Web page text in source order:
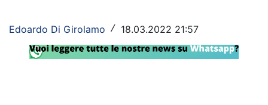
Lazio Women
Rassegna Lazio
Edoardo Di Girolamo / 18.03.2022 21:57